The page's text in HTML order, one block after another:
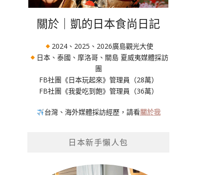
關於｜凱的日本食尚日記
2024、2025、2026廣島觀光大使
日本、泰國、摩洛哥、關島 夏威夷媒體採訪
團
FB社團《日本玩起來》管理員（28萬）
FB社團《我愛吃到飽》管理員（36萬）
台灣、海外媒體採訪經歷，請看關於我
日本新手懶人包